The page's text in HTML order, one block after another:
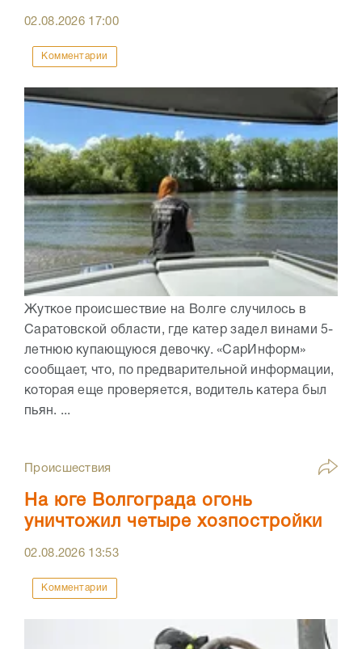
02.08.2026 17:00
Комментарии
Жуткое происшествие на Волге случилось в
Саратовской области, где катер задел винами 5-
летнюю купающуюся девочку. «СарИнформ»
сообщает, что, по предварительной информации,
которая еще проверяется, водитель катера был
пьян. ...
Происшествия
На юге Волгограда огонь
уничтожил четыре хозпостройки
02.08.2026 13:53
Комментарии